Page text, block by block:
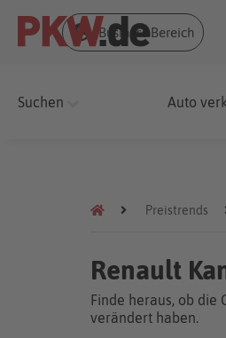
Business Bereich
Suchen Auto
Preistrends
Renault
Finde heraus, ob
verändert haben.